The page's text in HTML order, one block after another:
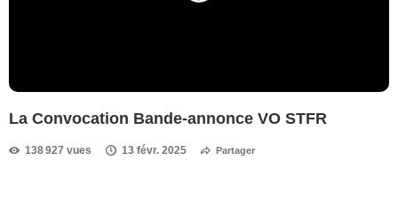
La Convocation Bande-annonce VO STFR
138 927 vues 13 févr. 2025 Partager